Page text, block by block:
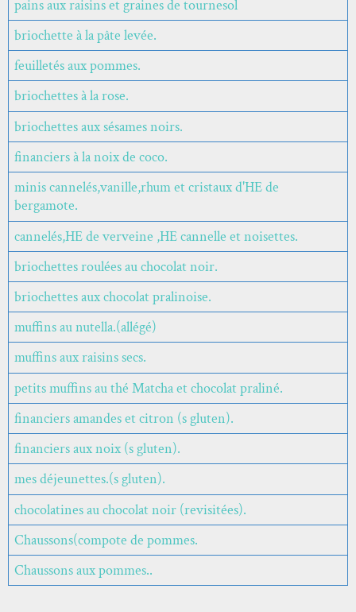
pains aux raisins et graines de tournesol
briochette à la pâte levée.
feuilletés aux pommes.
briochettes à la rose.
briochettes aux sésames noirs.
financiers à la noix de coco.
minis cannelés,vanille,rhum et cristaux d'HE de
bergamote.
cannelés,HE de verveine ,HE cannelle et noisettes.
briochettes roulées au chocolat noir.
briochettes aux chocolat pralinoise.
muffins au nutella.(allégé)
muffins aux raisins secs.
petits muffins au thé Matcha et chocolat praliné.
financiers amandes et citron (s gluten).
financiers aux noix (s gluten).
mes déjeunettes.(s gluten).
chocolatines au chocolat noir (revisitées).
Chaussons(compote de pommes.
Chaussons aux pommes..